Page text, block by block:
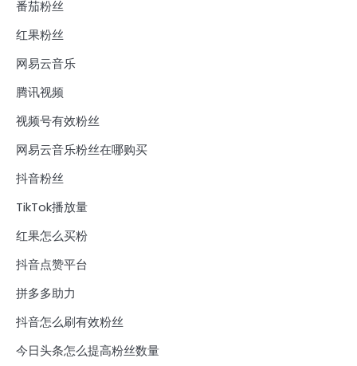
番茄粉丝
红果粉丝
网易云音乐
腾讯视频
视频号有效粉丝
网易云音乐粉丝在哪购买
抖音粉丝
TikTok播放量
红果怎么买粉
抖音点赞平台
拼多多助力
抖音怎么刷有效粉丝
今日头条怎么提高粉丝数量